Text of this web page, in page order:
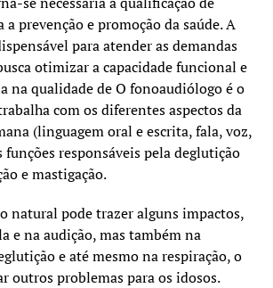
prevenção e promoção da saúde. A
para atender as demandas
otimizar a capacidade funcional e
na qualidade de O fonoaudiólogo é o
com os diferentes aspectos da
(linguagem oral e escrita, fala, voz,
funções responsáveis pela deglutição
e mastigação.
natural pode trazer alguns impactos,
e na audição, mas também na
e até mesmo na respiração, o
outros problemas para os idosos.